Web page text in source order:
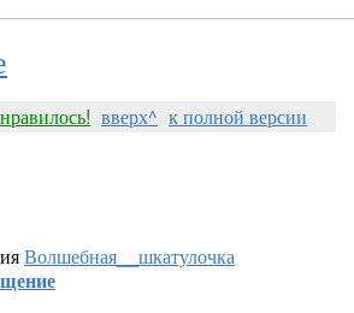
вверх^ к полной версии
Волшебная__шкатулочка